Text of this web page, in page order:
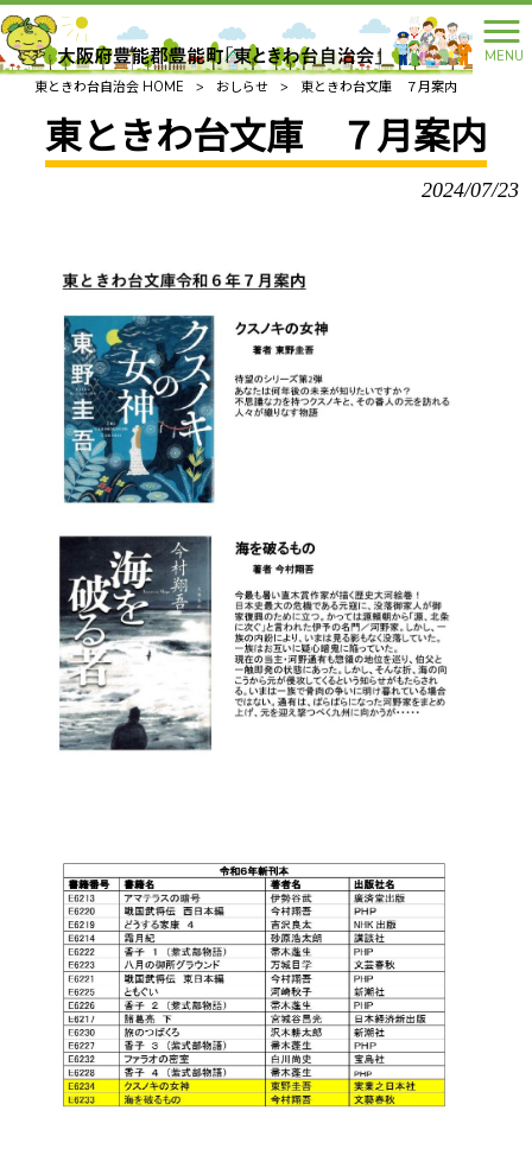
MENU
東ときわ台自治会 HOME
> おしらせ > 東ときわ台文庫 ７月案内
東ときわ台文庫 ７月案内
2024/07/23